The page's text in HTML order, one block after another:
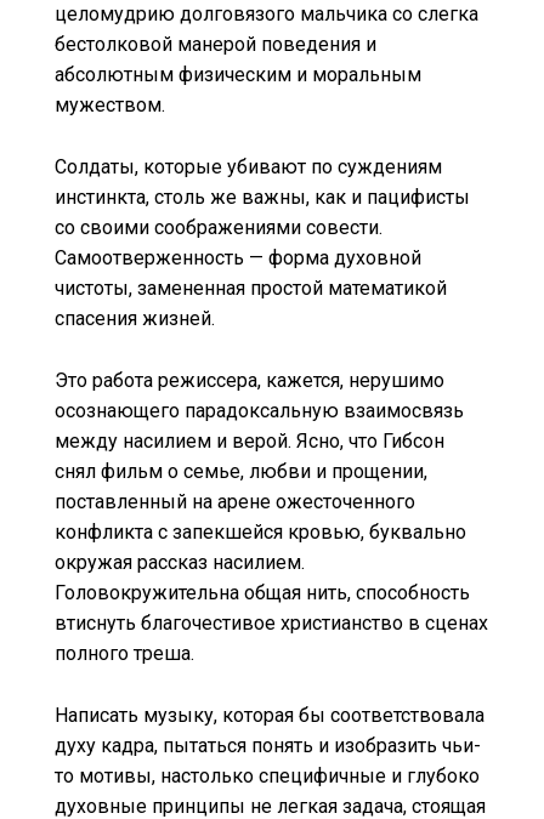
целомудрию долговязого мальчика со слегка
бестолковой манерой поведения и
абсолютным физическим и моральным
мужеством.
Солдаты, которые убивают по суждениям
инстинкта, столь же важны, как и пацифисты
со своими соображениями совести.
Самоотверженность — форма духовной
чистоты, замененная простой математикой
спасения жизней.
Это работа режиссера, кажется, нерушимо
осознающего парадоксальную взаимосвязь
между насилием и верой. Ясно, что Гибсон
снял фильм о семье, любви и прощении,
поставленный на арене ожесточенного
конфликта с запекшейся кровью, буквально
окружая рассказ насилием.
Головокружительна общая нить, способность
втиснуть благочестивое христианство в сценах
полного треша.
Написать музыку, которая бы соответствовала
духу кадра, пытаться понять и изобразить чьи-
то мотивы, настолько специфичные и глубоко
духовные принципы не легкая задача, стоящая